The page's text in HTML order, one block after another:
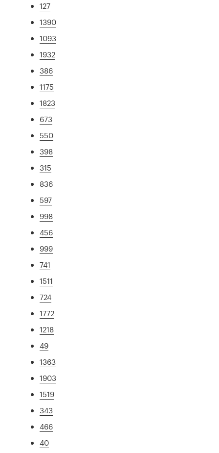
127
1390
1093
1932
386
1175
1823
673
550
398
315
836
597
998
456
999
741
1511
724
1772
1218
49
1363
1903
1519
343
466
40